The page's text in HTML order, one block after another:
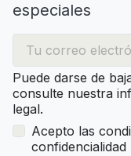
especiales
Puede darse de
consulte nuestra
legal.
Acepto las
confidencialidad